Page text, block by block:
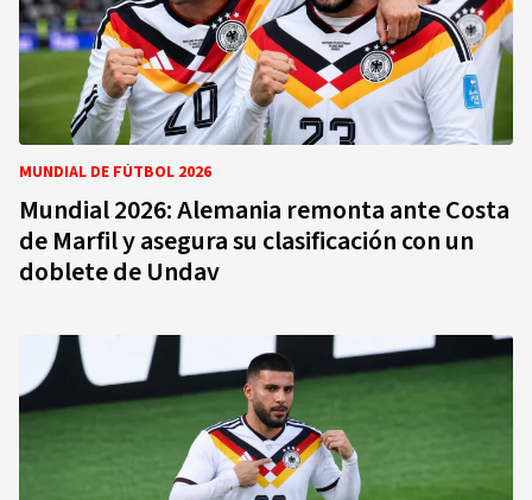
MUNDIAL DE FÚTBOL 2026
Mundial 2026: Alemania remonta ante Costa
de Marfil y asegura su clasificación con un
doblete de Undav